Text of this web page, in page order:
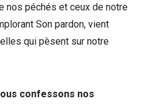
nos péchés et ceux de notre
Son pardon, vient
qui pèsent sur notre
confessons nos